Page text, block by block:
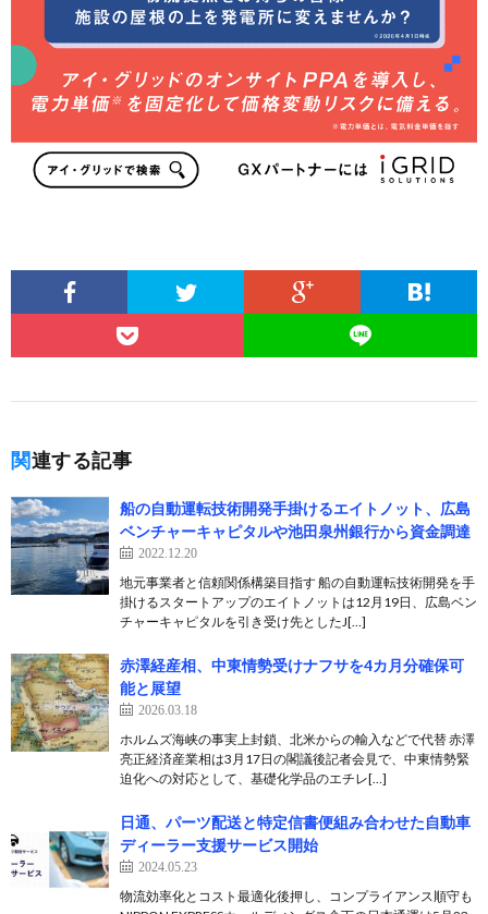
関連する記事
船の自動運転技術開発手掛けるエイトノット、広島
ベンチャーキャピタルや池田泉州銀行から資金調達
2022.12.20
地元事業者と信頼関係構築目指す 船の自動運転技術開発を手
掛けるスタートアップのエイトノットは12月19日、広島ベン
チャーキャピタルを引き受け先としたJ[…]
赤澤経産相、中東情勢受けナフサを4カ月分確保可
能と展望
2026.03.18
ホルムズ海峡の事実上封鎖、北米からの輸入などで代替 赤澤
亮正経済産業相は3月17日の閣議後記者会見で、中東情勢緊
迫化への対応として、基礎化学品のエチレ[…]
日通、パーツ配送と特定信書便組み合わせた自動車
ディーラー支援サービス開始
2024.05.23
物流効率化とコスト最適化後押し、コンプライアンス順守も